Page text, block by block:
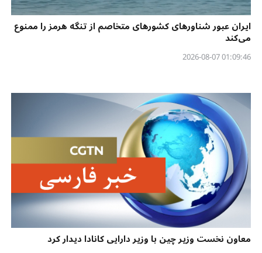
ایران عبور شناورهای کشورهای متخاصم از تنگه هرمز را ممنوع
می‌کند
01:09:46 2026-08-07
معاون نخست وزیر چین با وزیر دارایی کانادا دیدار کرد